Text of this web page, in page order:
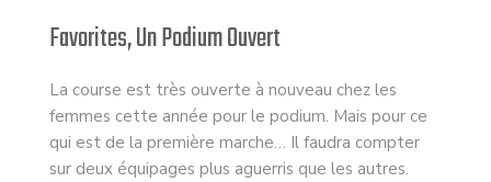
Favorites, Un Podium Ouvert
La course est très ouverte à nouveau chez les
femmes cette année pour le podium. Mais pour ce
qui est de la première marche… Il faudra compter
sur deux équipages plus aguerris que les autres.